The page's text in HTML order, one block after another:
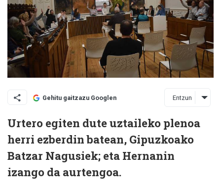
Gehitu gaitzazu Googlen Entzun
Urtero egiten dute uztaileko plenoa
herri ezberdin batean, Gipuzkoako
Batzar Nagusiek; eta Hernanin
izango da aurtengoa.